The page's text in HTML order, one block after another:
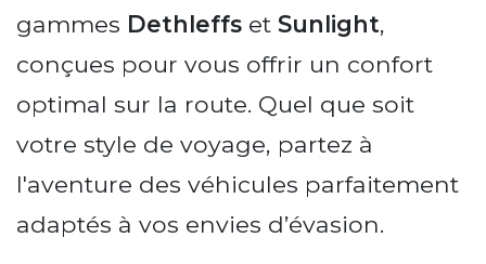
gammes Dethleffs et Sunlight,
conçues pour vous offrir un confort
optimal sur la route. Quel que soit
votre style de voyage, partez à
l'aventure des véhicules parfaitement
adaptés à vos envies d’évasion.